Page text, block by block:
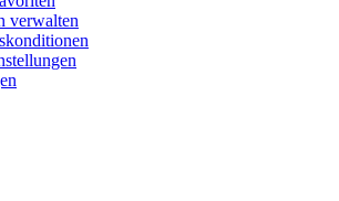
verwalten